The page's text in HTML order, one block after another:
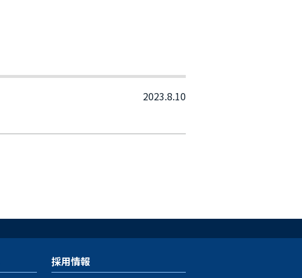
2023.8.10
採用情報